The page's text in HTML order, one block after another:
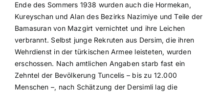
Ende des Sommers 1938 wurden auch die Hormekan,
Kureyschan und Alan des Bezirks Nazimiye und Teile der
Bamasuran von Mazgirt vernichtet und ihre Leichen
verbrannt. Selbst junge Rekruten aus Dersim, die ihren
Wehrdienst in der türkischen Armee leisteten, wurden
erschossen. Nach amtlichen Angaben starb fast ein
Zehntel der Bevölkerung Tuncelis – bis zu 12.000
Menschen –, nach Schätzung der Dersimli lag die